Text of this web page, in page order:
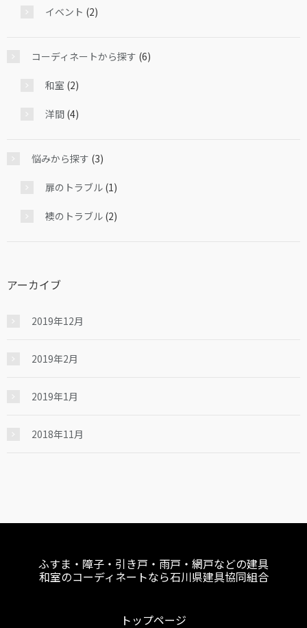
イベント (2)
コーディネートから探す (6)
和室 (2)
洋間 (4)
悩みから探す (3)
扉のトラブル (1)
襖のトラブル (2)
アーカイブ
2019年12月
2019年2月
2019年1月
2018年11月
ふすま・障子・引き戸・雨戸・網戸などの建具
和室のコーディネートなら石川県建具協同組合
トップページ